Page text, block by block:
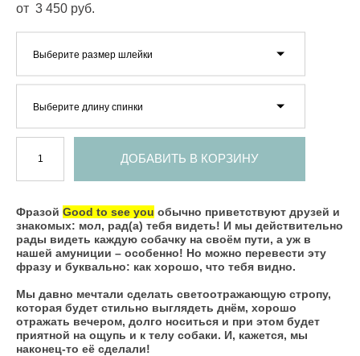
от 3 450 pуб.
Выберите размер шлейки
Выберите длину спинки
ДОБАВИТЬ В КОРЗИНУ
Фразой Good to see you обычно приветствуют друзей и
знакомых: мол, рад(а) тебя видеть! И мы действительно
рады видеть каждую собачку на своём пути, а уж в
нашей амуниции – особенно! Но можно перевести эту
фразу и буквально: как хорошо, что тебя видно.
Мы давно мечтали сделать светоотражающую стропу,
которая будет стильно выглядеть днём, хорошо
отражать вечером, долго носиться и при этом будет
приятной на ощупь и к телу собаки. И, кажется, мы
наконец-то её сделали!